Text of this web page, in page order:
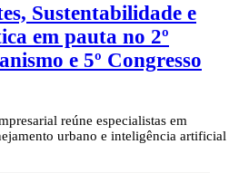
Sustentabilidade e
em pauta no 2º
e 5º Congresso
reúne especialistas em
urbano e inteligência artificial